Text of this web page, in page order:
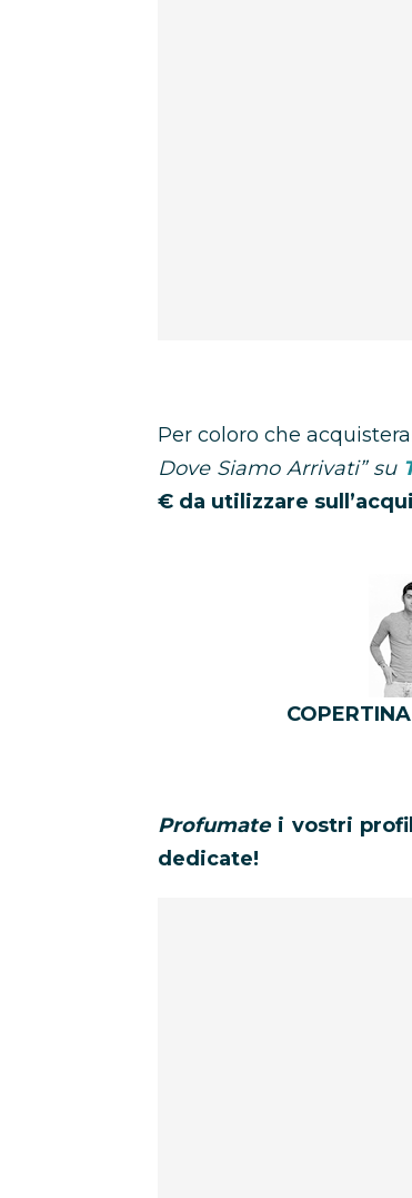
Per coloro che
Dove Siamo Arrivati” su
€ da utilizzare
Profumatei vostri
dedicate!